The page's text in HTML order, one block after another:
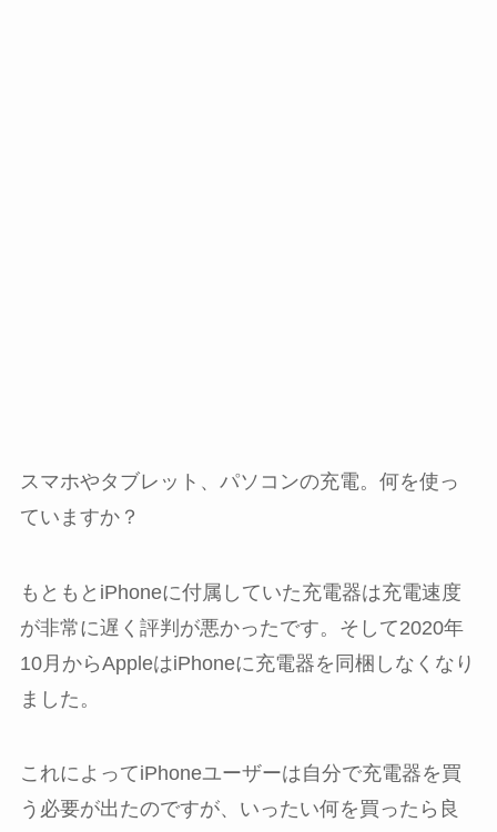
スマホやタブレット、パソコンの充電。何を使っ
ていますか？
もともとiPhoneに付属していた充電器は充電速度
が非常に遅く評判が悪かったです。そして2020年
10月からAppleはiPhoneに充電器を同梱しなくなり
ました。
これによってiPhoneユーザーは自分で充電器を買
う必要が出たのですが、いったい何を買ったら良